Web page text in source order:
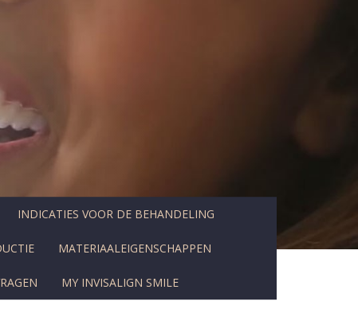
INDICATIES VOOR DE BEHANDELING
MATERIAALEIGENSCHAPPEN
MY INVISALIGN SMILE